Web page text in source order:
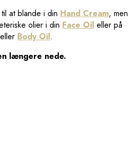
at blande i din Hand Cream, men
olier i din Face Oil eller på
eller Body Oil.
længere nede.